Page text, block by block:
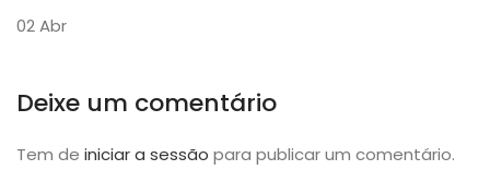
02Abr
Deixe um comentário
Tem de iniciar a sessão para publicar um comentário.